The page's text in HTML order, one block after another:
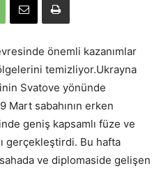
önemli kazanımlar
temizliyor.Ukrayna
Svatove yönünde
sabahının erken
geniş kapsamlı füze ve
gerçekleştirdi. Bu hafta
ve diplomaside gelişen